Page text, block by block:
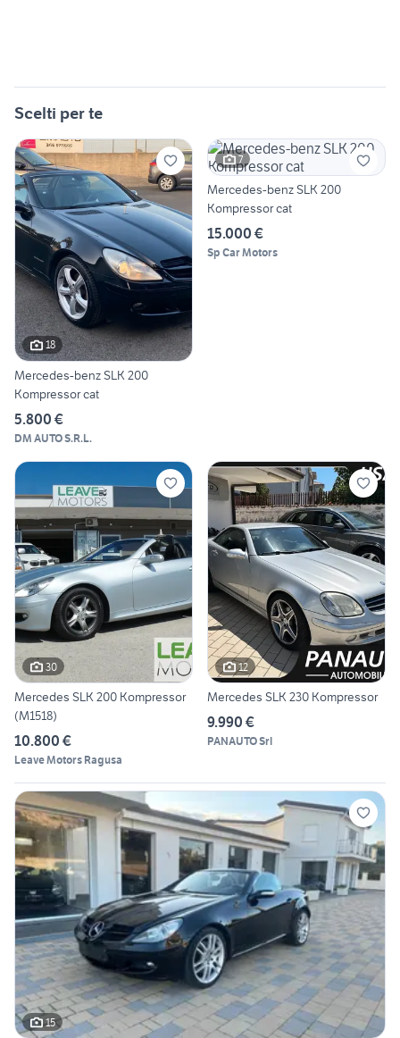
Scelti per te
18
Mercedes-benz SLK 200
Kompressor cat
5.800 €
DM AUTO S.R.L.
7
Mercedes-benz SLK 200
Kompressor cat
15.000 €
Sp Car Motors
30
Mercedes SLK 200 Kompressor
(M1518)
10.800 €
Leave Motors Ragusa
12
Mercedes SLK 230 Kompressor
9.990 €
PANAUTO Srl
15